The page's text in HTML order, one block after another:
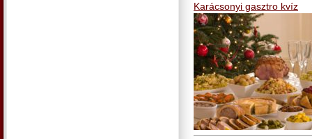
Karácsonyi gasztro kvíz